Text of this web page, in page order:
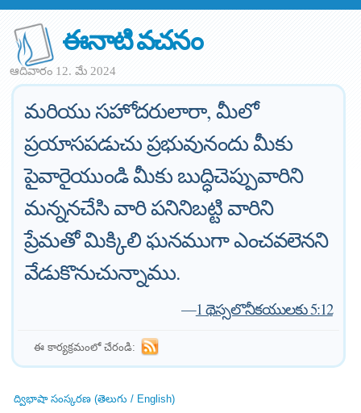
ఈనాటి వచనం
ఆదివారం 12. మే 2024
మరియు సహోదరులారా, మీలో
ప్రయాసపడుచు ప్రభువునందు మీకు
పైవారైయుండి మీకు బుద్ధిచెప్పువారిని
మన్ననచేసి వారి పనినిబట్టి వారిని
ప్రేమతో మిక్కిలి ఘనముగా ఎంచవలెనని
వేడుకొనుచున్నాము.
—1 థెస్సలొనీకయులకు 5:12
ఈ కార్యక్రమంలో చేరండి:
ద్విభాషా సంస్కరణ (తెలుగు / English)